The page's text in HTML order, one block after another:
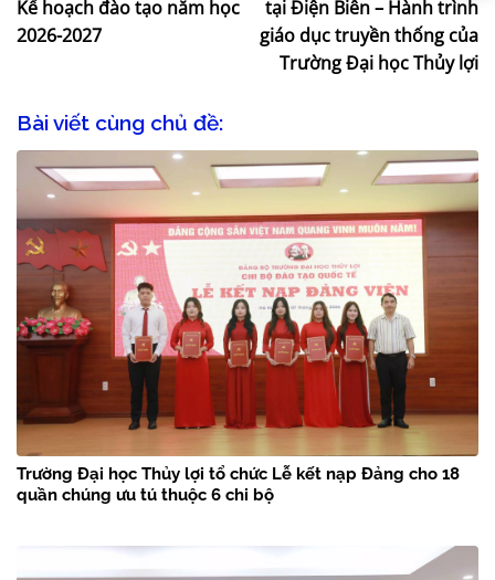
Kế hoạch đào tạo năm học
2026-2027
tại Điện Biên – Hành trình
giáo dục truyền thống của
Trường Đại học Thủy lợi
Bài viết cùng chủ đề:
Trường Đại học Thủy lợi tổ chức Lễ kết nạp Đảng cho 18
quần chúng ưu tú thuộc 6 chi bộ